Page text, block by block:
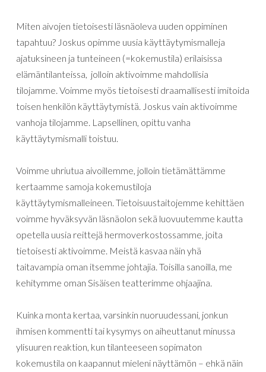
Miten aivojen tietoisesti läsnäoleva uuden oppiminen
tapahtuu? Joskus opimme uusia käyttäytymismalleja
ajatuksineen ja tunteineen (=kokemustila) erilaisissa
elämäntilanteissa, jolloin aktivoimme mahdollisia
tilojamme. Voimme myös tietoisesti draamallisesti imitoida
toisen henkilön käyttäytymistä. Joskus vain aktivoimme
vanhoja tilojamme. Lapsellinen, opittu vanha
käyttäytymismalli toistuu.
Voimme uhriutua aivoillemme, jolloin tietämättämme
kertaamme samoja kokemustiloja
käyttäytymismalleineen. Tietoisuustaitojemme kehittäen
voimme hyväksyvän läsnäolon sekä luovuutemme kautta
opetella uusia reittejä hermoverkostossamme, joita
tietoisesti aktivoimme. Meistä kasvaa näin yhä
taitavampia oman itsemme johtajia. Toisilla sanoilla, me
kehitymme oman Sisäisen teatterimme ohjaajina.
Kuinka monta kertaa, varsinkin nuoruudessani, jonkun
ihmisen kommentti tai kysymys on aiheuttanut minussa
ylisuuren reaktion, kun tilanteeseen sopimaton
kokemustila on kaapannut mieleni näyttämön – ehkä näin